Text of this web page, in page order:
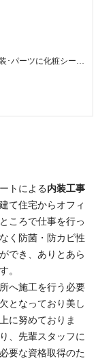
東芝エレベーターの工場内で､エレベーターの扉や内装･パーツに化粧シートを貼っていく仕事です｡寸法通りにカットしたり､丁寧に下地を処理したり､曲がったり､空気が入ったりしない様に全てにおいて丁寧な作業が必要ですが､未経験でもマンツーマンで1つずつ教えていくので大丈夫です。 できることが1つずつ増えていくのは､モノ作りの仕事の一番のやりがい！もちろんできることが増えれば､｢昇給｣という形でしっかり評価｡常に目標を持って仕事に取り組んで欲しいと思っています｡
トによる 内装工事
て住宅からオフィ
ころで仕事を行っ
く防菌・防カビ性
でき、ありとあら
。
へ施工を行う必要
となっており美し
に努めておりま
、先輩スタッフに
要な資格取得のた